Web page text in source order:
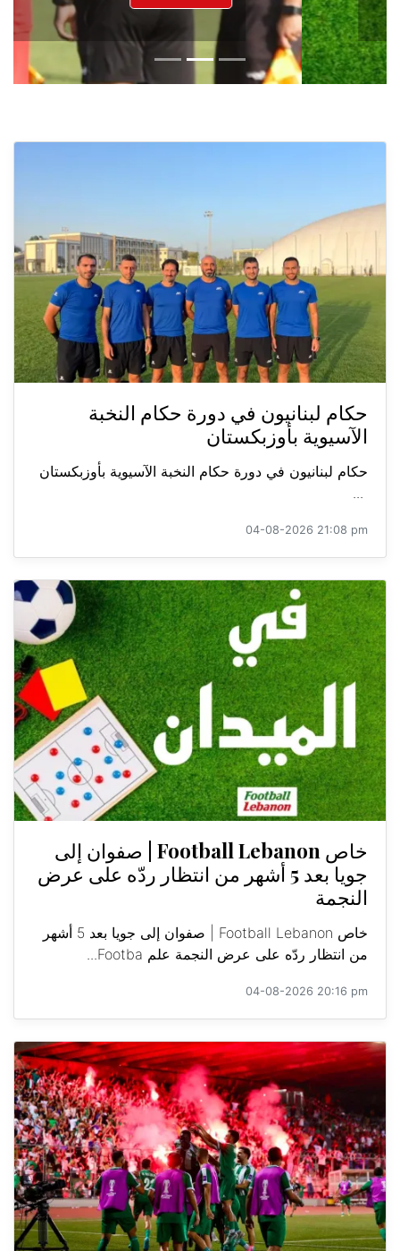
حكام لبنانيون في دورة حكام النخبة
الآسيوية بأوزبكستان
حكام لبنانيون في دورة حكام النخبة الآسيوية بأوزبكستان
...
04-08-2026 21:08 pm
خاص Football Lebanon | صفوان إلى
جويا بعد 5 أشهر من انتظار ردّه على عرض
النجمة
خاص Football Lebanon | صفوان إلى جويا بعد 5 أشهر
من انتظار ردّه على عرض النجمة علم Footba...
04-08-2026 20:16 pm